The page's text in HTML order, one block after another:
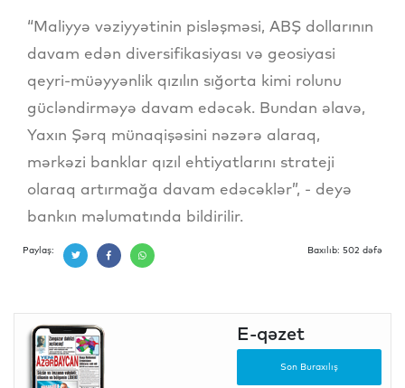
“Maliyyə vəziyyətinin pisləşməsi, ABŞ dollarının
davam edən diversifikasiyası və geosiyasi
qeyri-müəyyənlik qızılın sığorta kimi rolunu
gücləndirməyə davam edəcək. Bundan əlavə,
Yaxın Şərq münaqişəsini nəzərə alaraq,
mərkəzi banklar qızıl ehtiyatlarını strateji
olaraq artırmağa davam edəcəklər”, - deyə
bankın məlumatında bildirilir.
Paylaş: Baxılıb: 502 dəfə
E-qəzet
Son Buraxılış